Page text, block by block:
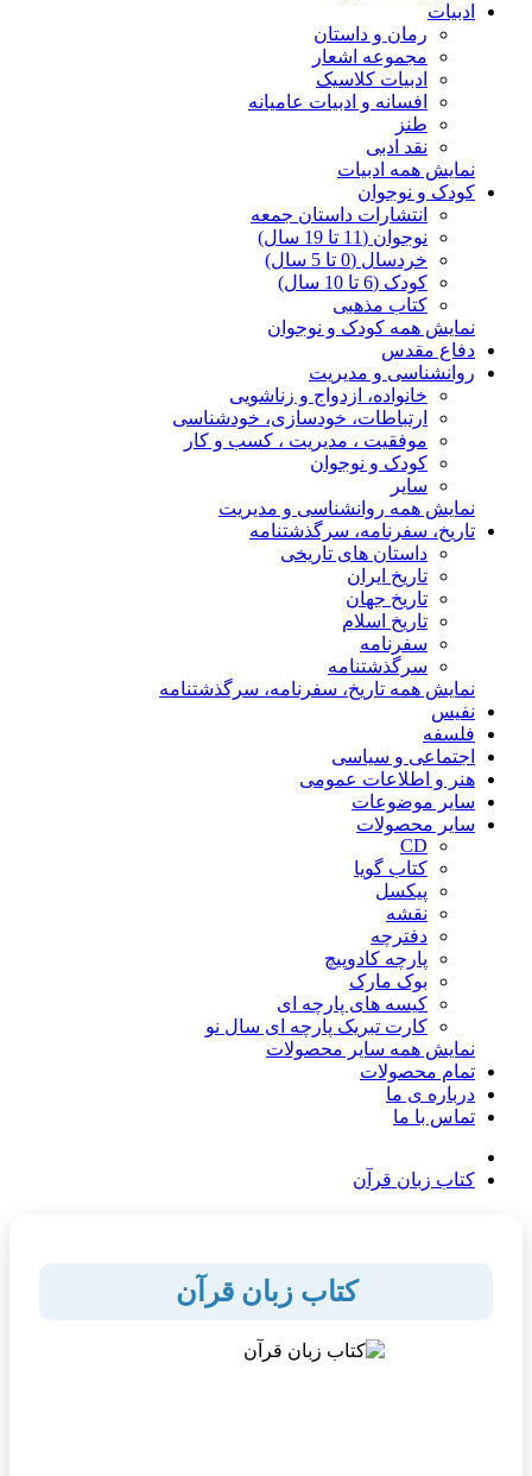
ادبیات
رمان و داستان
مجموعه اشعار
ادبیات کلاسیک
افسانه و ادبیات عامیانه
طنز
نقد ادبی
نمایش همه ادبیات
کودک و نوجوان
انتشارات داستان جمعه
نوجوان (11 تا 19 سال)
خردسال (0 تا 5 سال)
کودک (6 تا 10 سال)
کتاب مذهبی
نمایش همه کودک و نوجوان
دفاع مقدس
روانشناسی و مدیریت
خانواده، ازدواج و زناشویی
ارتباطات، خودسازی، خودشناسی
موفقیت ، مدیریت ، کسب و کار
کودک و نوجوان
سایر
نمایش همه روانشناسی و مدیریت
تاریخ، سفرنامه، سرگذشتنامه
داستان های تاریخی
تاریخ ایران
تاریخ جهان
تاریخ اسلام
سفرنامه
سرگذشتنامه
نمایش همه تاریخ، سفرنامه، سرگذشتنامه
نفیس
فلسفه
اجتماعی و سیاسی
هنر و اطلاعات عمومی
سایر موضوعات
سایر محصولات
CD
کتاب گویا
پیکسل
نقشه
دفترچه
پارچه کادوپیچ
بوک مارک
کیسه های پارچه ای
کارت تبریک پارچه ای سال نو
نمایش همه سایر محصولات
تمام محصولات
درباره ی ما
تماس با ما
کتاب زبان قرآن
کتاب زبان قرآن